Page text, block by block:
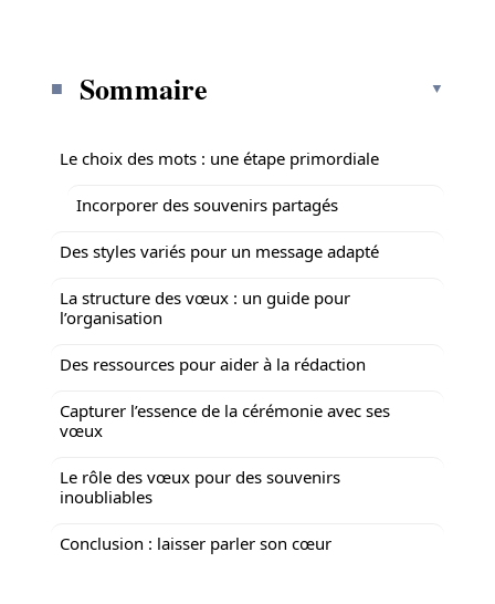
Sommaire
Le choix des mots : une étape primordiale
Incorporer des souvenirs partagés
Des styles variés pour un message adapté
La structure des vœux : un guide pour
l’organisation
Des ressources pour aider à la rédaction
Capturer l’essence de la cérémonie avec ses
vœux
Le rôle des vœux pour des souvenirs
inoubliables
Conclusion : laisser parler son cœur